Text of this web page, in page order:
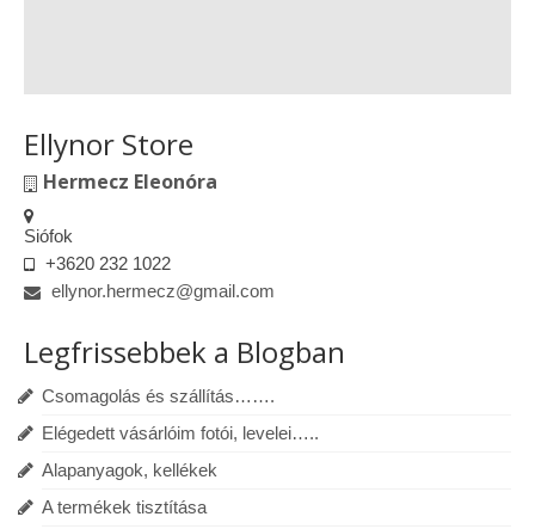
Ellynor Store
Hermecz Eleonóra
Siófok
+3620 232 1022
ellynor.hermecz@gmail.com
Legfrissebbek a Blogban
Csomagolás és szállítás…….
Elégedett vásárlóim fotói, levelei…..
Alapanyagok, kellékek
A termékek tisztítása